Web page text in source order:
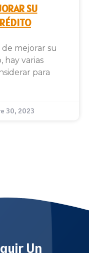
SU
mejorar su
varias
para
30, 2023
Un